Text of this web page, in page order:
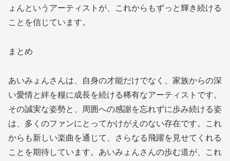
ょんというアーティストが、これからもずっと輝き続ける
ことを信じています。
まとめ
あいみょんさんは、自身の才能だけでなく、家族からの深
い愛情と絆を糧に成長を続ける稀有なアーティストです。
その誠実な姿勢と、周囲への感謝を忘れずに歩み続ける姿
は、多くのファンにとってかけがえのない存在です。これ
からも新しい楽曲を通じて、さらなる飛躍を見せてくれる
ことを期待しています。あいみょんさんの歩む道が、これ